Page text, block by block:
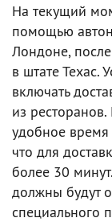
На текущий
помощью
Лондоне,
в штате Техас.
включать
из
удобное время
что для
более 30
должны будут
специального